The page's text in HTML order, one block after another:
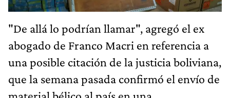
"De allá lo podrían llamar", agregó el ex
abogado de Franco Macri en referencia a
una posible citación de la justicia boliviana,
que la semana pasada confirmó el envío de